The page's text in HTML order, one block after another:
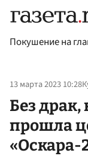
Покушение на
13 марта 2023 10:28
Без драк,
прошла
«Оскара-